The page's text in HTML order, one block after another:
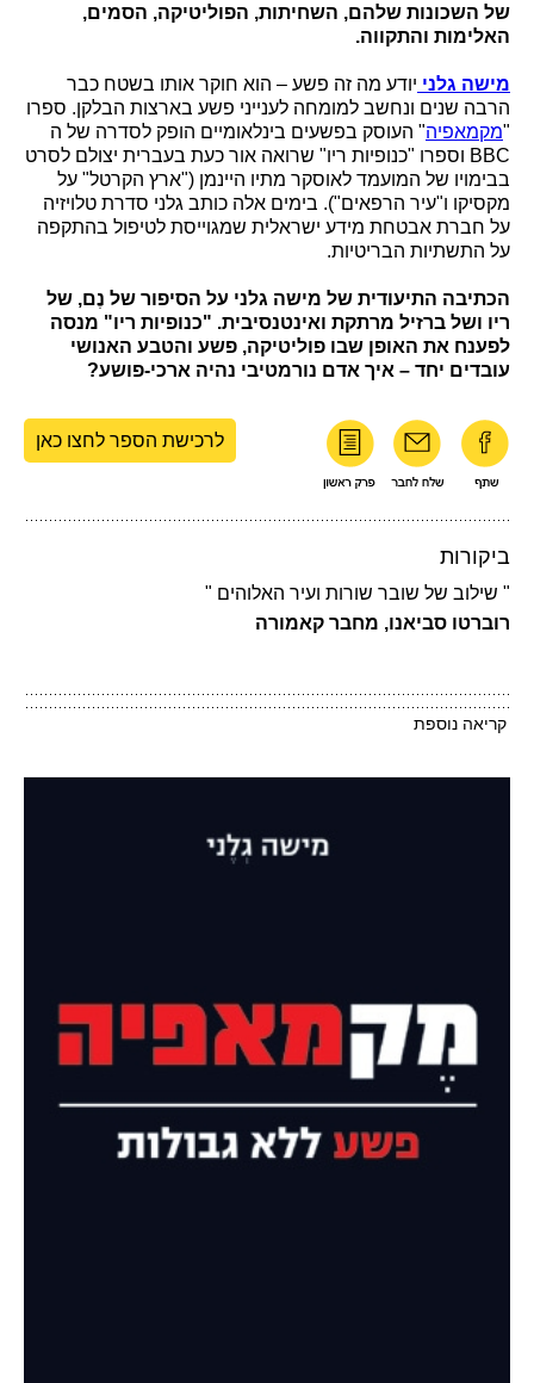
של השכונות שלהם, השחיתות, הפוליטיקה, הסמים,
האלימות והתקווה.
מישה גלני יודע מה זה פשע – הוא חוקר אותו בשטח כבר
הרבה שנים ונחשב למומחה לענייני פשע בארצות הבלקן. ספרו
"מקמאפיה" העוסק בפשעים בינלאומיים הופק לסדרה של ה
BBC וספרו "כנופיות ריו" שרואה אור כעת בעברית יצולם לסרט
בבימויו של המועמד לאוסקר מתיו היינמן ("ארץ הקרטל" על
מקסיקו ו"עיר הרפאים"). בימים אלה כותב גלני סדרת טלויזיה
על חברת אבטחת מידע ישראלית שמגוייסת לטיפול בהתקפה
על התשתיות הבריטיות.
הכתיבה התיעודית של מישה גלני על הסיפור של נֶם, של
ריו ושל ברזיל מרתקת ואינטנסיבית. "כנופיות ריו" מנסה
לפענח את האופן שבו פוליטיקה, פשע והטבע האנושי
עובדים יחד – איך אדם נורמטיבי נהיה ארכי-פושע?
לרכישת הספר לחצו כאן
ביקורות
" שילוב של שובר שורות ועיר האלוהים "
רוברטו סביאנו, מחבר קאמורה
קריאה נוספת